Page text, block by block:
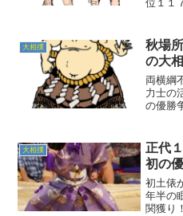
位１１
大相撲
秋場
の大
両横綱
力士の
の優勝
大相撲
正代
初の
初土俵
年半の
関獲り